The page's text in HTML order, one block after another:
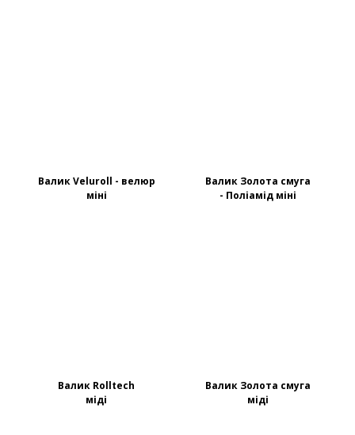
Валик Veluroll - велюр
міні
Валик Золота смуга
- Поліамід міні
Валик Rolltech
міді
Валик Золота смуга
міді